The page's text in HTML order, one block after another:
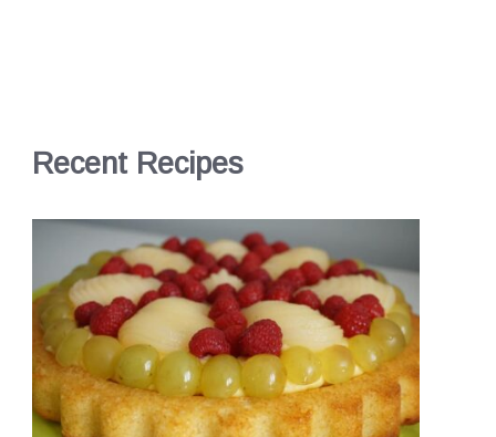
Recent Recipes